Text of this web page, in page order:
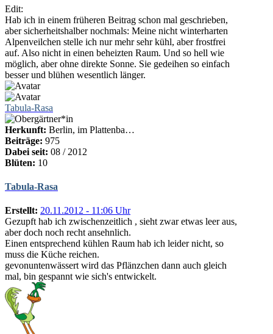
Edit:
Hab ich in einem früheren Beitrag schon mal geschrieben,
aber sicherheitshalber nochmals: Meine nicht winterharten
Alpenveilchen stelle ich nur mehr sehr kühl, aber frostfrei
auf. Also nicht in einen beheizten Raum. Und so hell wie
möglich, aber ohne direkte Sonne. Sie gedeihen so einfach
besser und blühen wesentlich länger.
Tabula-Rasa
Herkunft: Berlin, im Plattenba…
Beiträge: 975
Dabei seit: 08 / 2012
Blüten: 10
Tabula-Rasa
Erstellt: 20.11.2012 - 11:06 Uhr
Gezupft hab ich zwischenzeitlich , sieht zwar etwas leer aus,
aber doch noch recht ansehnlich.
Einen entsprechend kühlen Raum hab ich leider nicht, so
muss die Küche reichen.
gevonuntenwässert wird das Pflänzchen dann auch gleich
mal, bin gespannt wie sich's entwickelt.